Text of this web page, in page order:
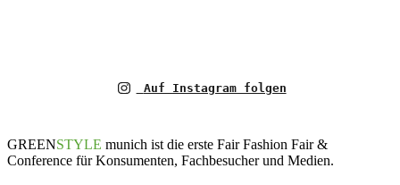
Auf Instagram folgen
GREENSTYLE munich ist die erste Fair Fashion Fair &
Conference für Konsumenten, Fachbesucher und Medien.